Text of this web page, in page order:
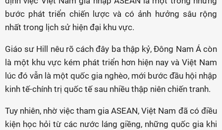
bước phát triển chiến lược và có ảnh hưởng sâu rộng
nhất trong lịch sử hiện đại khu vực.
Giáo sư Hill nêu rõ cách đây ba thập kỷ, Đông Nam Á còn
là một khu vực kém phát triển hơn hiện nay và Việt Nam
lúc đó vẫn là một quốc gia nghèo, mới bước đầu hội nhập
kinh tế-chính trị quốc tế sau nhiều thập niên chiến tranh.
Tuy nhiên, nhờ việc tham gia ASEAN, Việt Nam đã có điều
kiện học hỏi từ các nước láng giềng, những quốc gia khi